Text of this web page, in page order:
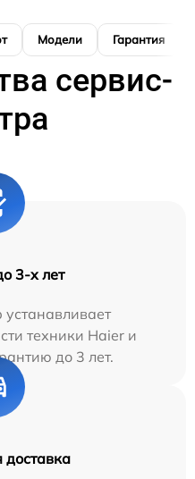
Модели Гарантия
сервис-
3-х лет
техники Haier и
до 3 лет.
доставка